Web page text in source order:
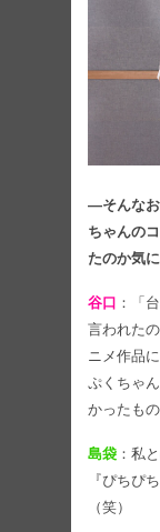
―そんなお
ちゃんの
たのか気に
谷口 ：「
言われた
ニメ作品
ぷくちゃ
かったも
島袋 ：私
『ぴちぴ
（笑）